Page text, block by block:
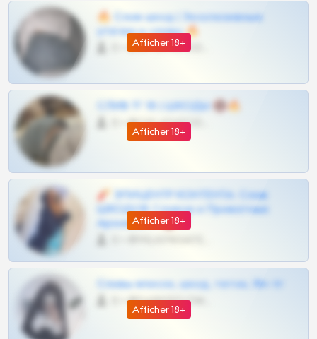
Afficher 18+
🔥 Слив шкод | Эксклюзивные
утечки и сливы 🔥
0 •
Afficher 18+
СЛИВ ТГ 18 | ШКОДЫ 🔞🔥
0 •
Afficher 18+
🧨 ЭПИЦЕНТР КОНТЕНТА: Слив
ШКОДОВ Сливов и Приватных
Архивов ТГ 🔞💎
Afficher 18+
Сливы вписок, шкод, теток, 18+ тг
0 •